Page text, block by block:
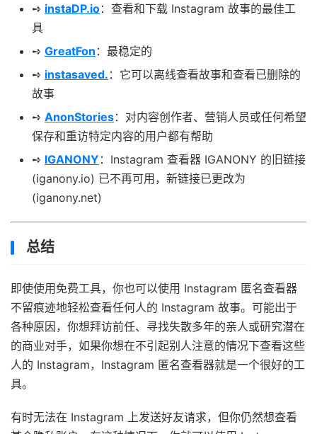
➺ instaDP.io：查看和下载 Instagram 故事的最佳工
具
➺ GreatFon ：最稳定的
➺ instasaved. ：它可以离线查看故事和查看已删除的
故事
➺ AnonStories：对内容创作者、营销人员或任何希望
保存和重访特定内容的用户都有帮助
➺ IGANONY ：Instagram 查看器 IGANONY 的旧链接
(iganony.io) 已不再可用，新链接已更改为
(iganony.net)
总结
即使使用免费工具，你也可以使用 Instagram 匿名查看器
不留痕迹地轻松查看任何人的 Instagram 故事。可能出于
各种原因，你想拜访前任、寻找失散多年的亲人或研究潜在
的商业对手，如果你想在不引起别人注意的情况下查看这些
人的 Instagram，Instagram 匿名查看器就是一个很好的工
具。
有时无法在 Instagram 上发送好友请求，但你仍然想查看